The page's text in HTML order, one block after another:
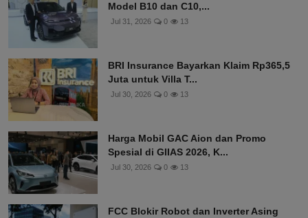
Model B10 dan C10,...
Jul 31, 2026 0 13
BRI Insurance Bayarkan Klaim Rp365,5
Juta untuk Villa T...
Jul 30, 2026 0 13
Harga Mobil GAC Aion dan Promo
Spesial di GIIAS 2026, K...
Jul 30, 2026 0 13
FCC Blokir Robot dan Inverter Asing